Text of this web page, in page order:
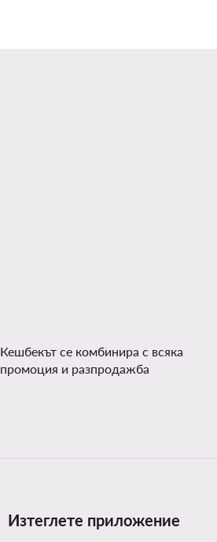
Кешбекът се комбинира с всяка
промоция и разпродажба
Изтеглете приложение